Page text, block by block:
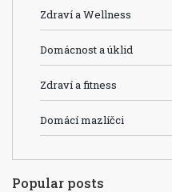
Zdraví a Wellness
Domácnost a úklid
Zdraví a fitness
Domácí mazlíčci
Popular posts